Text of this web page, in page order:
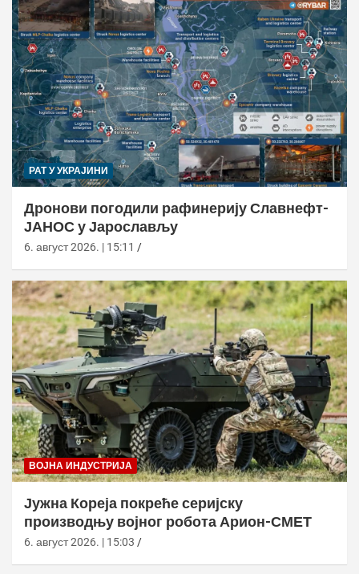
РАТ У УКРАЈИНИ
Дронови погодили рафинерију Славнефт-
ЈАНОС у Јарослављу
6. август 2026. | 15:11
ВОЈНА ИНДУСТРИЈА
Јужна Кореја покреће серијску
производњу војног робота Арион-СМЕТ
6. август 2026. | 15:03